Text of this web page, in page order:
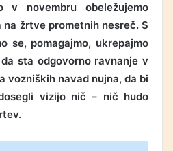
v novembru obeležujemo
žrtve prometnih nesreč. S
se, pomagajmo, ukrepajmo
sta odgovorno ravnanje v
vozniških navad nujna, da bi
vizijo nič – nič hudo